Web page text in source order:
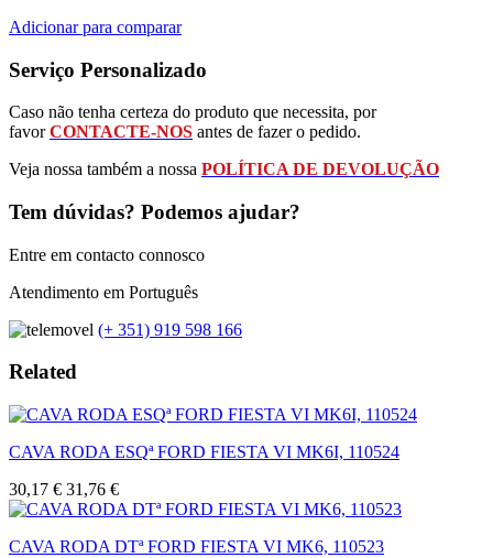
Adicionar para comparar
Serviço Personalizado
Caso não tenha certeza do produto que necessita, por
favorCONTACTE-NOS antes de fazer o pedido.
Veja nossa também a nossa POLÍTICA DE DEVOLUÇÃO
Tem dúvidas? Podemos ajudar?
Entre em contacto connosco
Atendimento em Português
(+ 351) 919 598 166
Related
CAVA RODA ESQª FORD FIESTA VI MK6I, 110524
30,17 € 31,76 €
CAVA RODA DTª FORD FIESTA VI MK6, 110523